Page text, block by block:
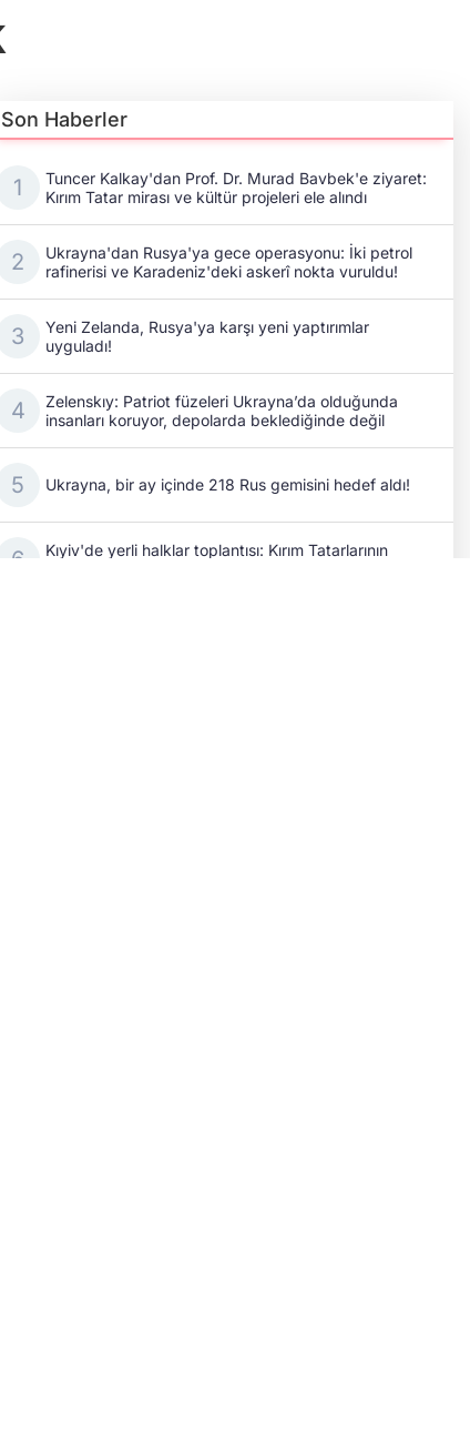
Son Haberler
Tuncer Kalkay'dan Prof. Dr. Murad Bavbek'e ziyaret:
Kırım Tatar mirası ve kültür projeleri ele alındı
Ukrayna'dan Rusya'ya gece operasyonu: İki petrol
rafinerisi ve Karadeniz'deki askerî nokta vuruldu!
Yeni Zelanda, Rusya'ya karşı yeni yaptırımlar
uyguladı!
Zelenskıy: Patriot füzeleri Ukrayna’da olduğunda
insanları koruyor, depolarda beklediğinde değil
Ukrayna, bir ay içinde 218 Rus gemisini hedef aldı!
Kıyiv'de yerli halklar toplantısı: Kırım Tatarlarının